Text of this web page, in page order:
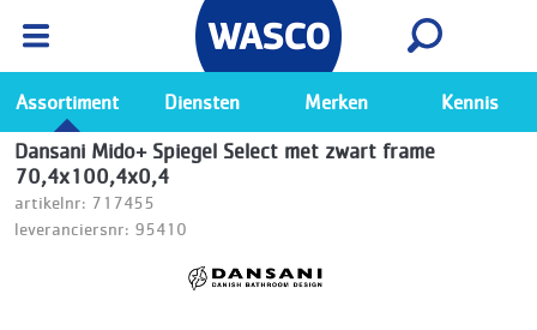
Ga naar de Wasco app
Bekijk
Assortiment Diensten Merken Kennis
Dansani Mido+ Spiegel Select met zwart frame
70,4x100,4x0,4
artikelnr: 717455
leveranciersnr: 95410